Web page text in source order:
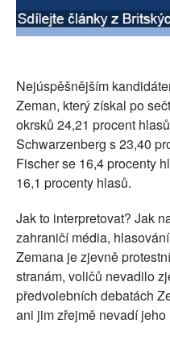
SOCIÁLNÍ SÍTĚ
PLNÁ VERZE STRÁNEK
Nejúspěšnějším
Zeman, který získal po
okrsků 24,21 procent
Schwarzenberg s 23,40
Fischer se 16,4 procenty
16,1 procenty hlasů.
Jak to interpretovat? Jak
zahraničí média,
Zemana je zjevně
stranám, voličů nevadilo
předvolebních debatách
ani jim zřejmě nevadí